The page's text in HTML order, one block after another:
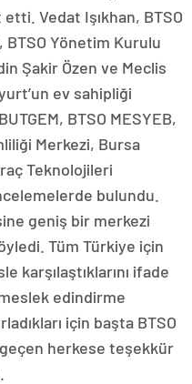
Vedat Işıkhan, BTSO
BTSO Yönetim Kurulu
Şakir Özen ve Meclis
ev sahipliği
BTSO MESYEB,
Merkezi, Bursa
Teknolojileri
bulundu.
geniş bir merkezi
Tüm Türkiye için
karşılaştıklarını ifade
edindirme
için başta BTSO
herkese teşekkür